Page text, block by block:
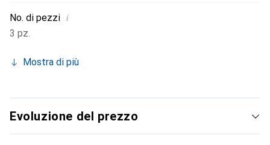
No. di pezzi i
3 pz.
Mostra di più
Evoluzione del prezzo